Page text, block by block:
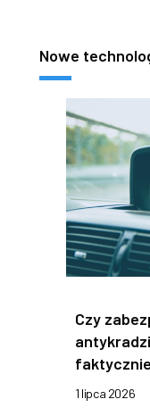
Nowe
Czy
1 lipca 2026